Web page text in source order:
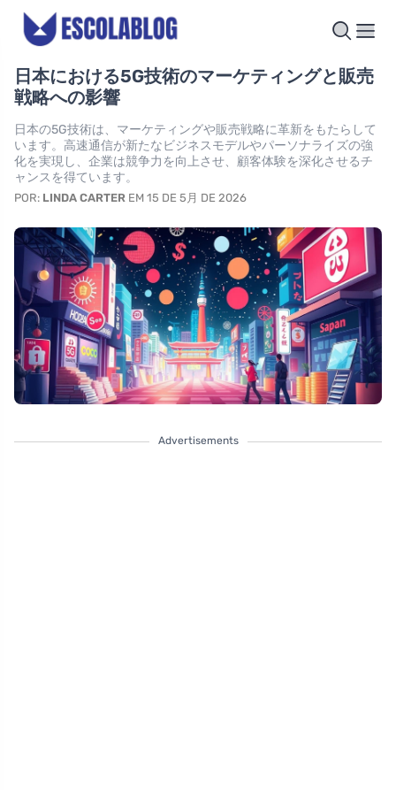
日本における5G技術のマーケティングと販売
戦略への影響
日本の5G技術は、マーケティングや販売戦略に革新をもたらして
います。高速通信が新たなビジネスモデルやパーソナライズの強
化を実現し、企業は競争力を向上させ、顧客体験を深化させるチ
ャンスを得ています。
POR: LINDA CARTER EM 15 DE 5月 DE 2026
Advertisements